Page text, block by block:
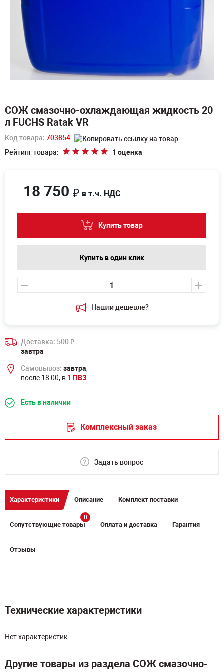
СОЖ смазочно-охлаждающая жидкость 20
л FUCHS Ratak VR
Код товара: 703854
Рейтинг товара:
1 оценка
Нашли дешевле?
18 750 ₽ в т.ч. НДС
Купить товар
Купить в один клик
Доставка: 500₽
завтра
Самовывоз: завтра,
после 18:00, в 1 ПВЗ
Есть в наличии
Комплексный заказ
Задать вопрос
Характеристики Описание Комплект поставки
Сопутствующие товары
0
Оплата и доставка Гарантия
Отзывы
Технические характеристики
Нет характеристик
Другие товары из раздела СОЖ смазочно-